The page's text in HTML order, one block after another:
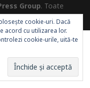
Group. Toate
cookie-uri. Dacă
acord cu utilizarea lor.
cookie-urile, uită-te